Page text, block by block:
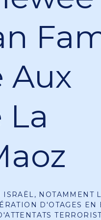
Aux
NOTAMMENT
D'OTAGES EN